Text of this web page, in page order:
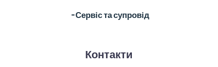
╶ Сервіс та супровід
Контакти